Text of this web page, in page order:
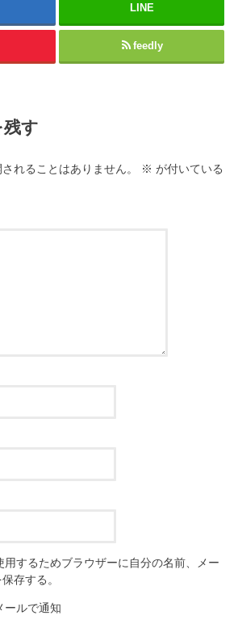
LINE
feedly
す
れることはありません。 ※ が付いている
用するためブラウザーに自分の名前、メー
存する。
ールで通知